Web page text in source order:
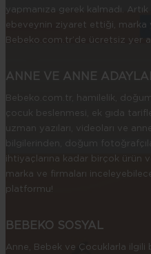
yapmanıza gerek kalmadı.
ebeveynin ziyaret ettiği, marka
Bebeko.com.tr’de ücretsiz yer
ANNE VE ANNE
Bebeko.com.tr, hamilelik,
çocuk beslenmesi, ek gıda
uzman yazıları, videoları ve
bilgilerinden, doğum
ihtiyaçlarına kadar birçok ürün
marka ve firmaları
platformu!
BEBEKO SOSYAL
Anne, Bebek ve Çocuklarla ilgili